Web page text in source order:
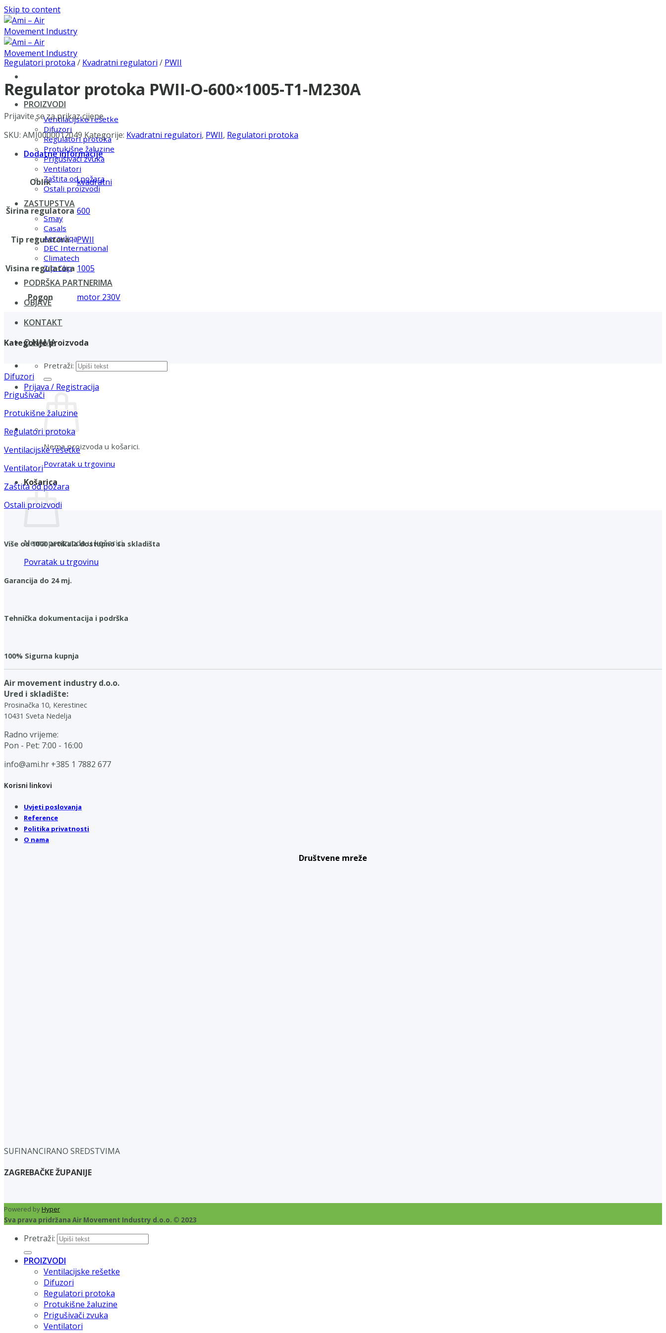
Skip to content
PROIZVODI
Ventilacijske rešetke
Difuzori
Regulatori protoka
Protukišne žaluzine
Prigušivači zvuka
Ventilatori
Zaštita od požara
Ostali proizvodi
ZASTUPSTVA
Smay
Casals
Aerauliqa
DEC International
Climatech
Zip-Clip
PODRŠKA PARTNERIMA
OBJAVE
KONTAKT
O NAMA
Pretraži:
Prijava / Registracija
Nema proizvoda u košarici.
Povratak u trgovinu
Košarica
Nema proizvoda u košarici.
Povratak u trgovinu
Regulatori protoka / Kvadratni regulatori / PWII
Regulator protoka PWII-O-600×1005-T1-M230A
Prijavite se za prikaz cijene
SKU: AMI0000012049 Kategorije: Kvadratni regulatori, PWII, Regulatori protoka
Dodatne informacije
Oblik kvadratni
Širina regulatora 600
Tip regulatora PWII
Visina regulatora 1005
Pogon motor 230V
Kategorije proizvoda
Difuzori
Prigušivači
Protukišne žaluzine
Regulatori protoka
Ventilacijske rešetke
Ventilatori
Zaštita od požara
Ostali proizvodi
Više od 1000 artikala dostupno sa skladišta
Garancija do 24 mj.
Tehnička dokumentacija i podrška
100% Sigurna kupnja
Air movement industry d.o.o.
Ured i skladište:
Prosinačka 10, Kerestinec
10431 Sveta Nedelja
Radno vrijeme:
Pon - Pet: 7:00 - 16:00
info@ami.hr +385 1 7882 677
Korisni linkovi
Uvjeti poslovanja
Reference
Politika privatnosti
O nama
Društvene mreže
SUFINANCIRANO SREDSTVIMA
ZAGREBAČKE ŽUPANIJE
Powered byHyper
Sva prava pridržana Air Movement Industry d.o.o. © 2023
Pretraži:
PROIZVODI
Ventilacijske rešetke
Difuzori
Regulatori protoka
Protukišne žaluzine
Prigušivači zvuka
Ventilatori